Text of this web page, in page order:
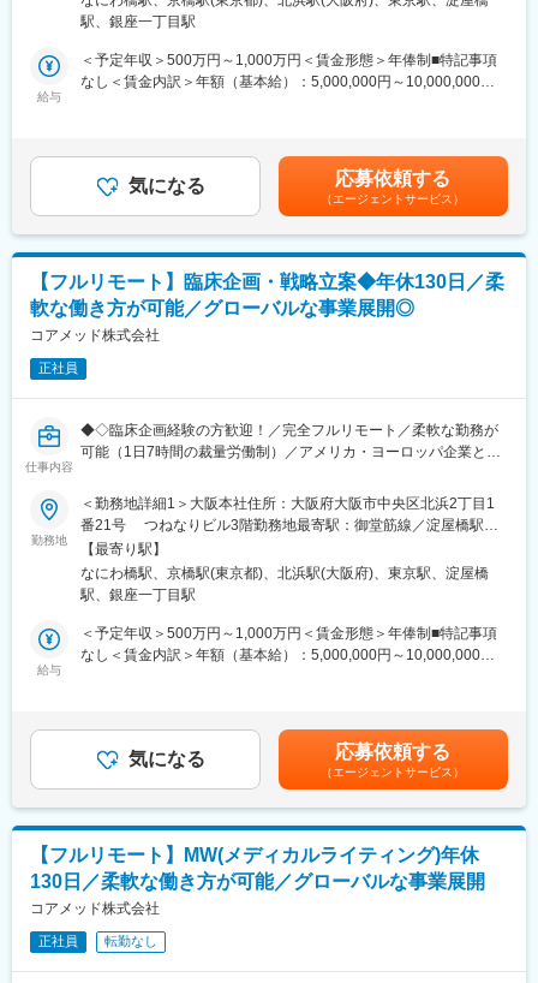
なくてもご就業いただけます。
場合、お子様の通院やご都合に合わせて業務時間を調整できま
す。
・会議や打ち合わせで必要な時は大阪・東京等へ出張（宿泊も伴
います）が発生します。
※国内出張の頻度は1~3回/年です。（海外出張の可能性も一部ござ
います）
■ワークライフバランス：
同社は、個人が最大限に能力を発揮できるよう働きやすい環境作
りに注力しております。男女問わず在宅勤務が可能です。また、
女性社員も多く、産休・育休取得実績も豊富で9割以上の復職率を
変更の範囲：会社の定める業務
析・助言を中心としたコンサルティング業務をお任せします。
開発初期段階から関与し、医薬品開発の方向性を左右する戦略立
案に携わる上流ポジションです。
・評価分析および各フェーズにおけるガイダンス相談用報告書の
作成
・治験相談および申請前相談に向けた戦略構築・資料作成・助言
■業務の特徴：
・プロジェクトは個人単独ではなく、社内メンバーと協働しなが
ら分担して推進しています。
・非臨床領域における戦略設計から規制対応まで関わり、開発全
体を俯瞰する視点を身につけることが可能です。
■教育体制：
通常医薬品メーカー出身が会員である関西医薬協会に、当社は会
員として登録しています。業界関連のセミナーにも参加すること
ができ、メーカーと同じレベルの業界知識とマーケット感をアッ
■働き方：
◎完全在宅勤務のため、拠点（東京・大阪）の近くにお住まいで
なくてもご就業いただけます。
◎お昼休みの時間帯も自由なので、例えばお子様がおられる方の
す。
（自分の業務が終わるよう業務管理を行う必要はありますが、裁
・会議や打ち合わせで必要な時は大阪・東京等へ出張（宿泊も伴
います）が発生します。
※国内出張の頻度は1~3回/年です。（海外出張はほとんどありませ
ん。）
■ワークライフバランス：
同社は、個人が最大限に能力を発揮できるよう働きやすい環境作
りに注力しております。男女問わず在宅勤務が可能です。また、
女性社員も多く、産休・育休取得実績も豊富で9割以上の復職率を
誇っており、長期就業が可能な環境・福利厚生が整っています。
13階 受動喫煙対策：屋内全面禁煙変更の範囲：無
駅、銀座一丁目駅
給与
＜予定年収＞500万円～1,000万円＜賃金形態＞年俸制■特記事項
なし＜賃金内訳＞年額（基本給）：5,000,000円～10,000,000円
安の金額であり、選考を通じて上下する可能性があります。月給
(月額)は固定手当を含めた表記です。
気になる 応募依頼する
（エージェントサービス）
【フルリモート】臨床企画・戦略立案◆年休130日／柔
軟な働き方が可能／グローバルな事業展開◎
コアメッド株式会社
正社員
仕事内容
◆◇臨床企画経験の方歓迎！／完全フルリモート／柔軟な勤務が
可能（1日7時間の裁量労働制）／アメリカ・ヨーロッパ企業と事
◆◇
■仕事内容：
新薬開発における開発戦略および開発企画の立案・評価・助言を
中心とした、コンサルティング業務をお任せします。
臨床開発の上流工程から関与し、プロジェクトの成功に向けた戦
略策定を支援するポジションです。
・規制当局（PMDA等）との面談対応・折衝への参画
・治験相談戦略の立案および関連資料の作成
連携しながら分担して推進します。
・戦略立案から規制対応まで一貫して関わることで、臨床開発全
体を俯瞰した視点を身につけることが可能です。
■教育体制：
通常医薬品メーカー出身が会員である関西医薬協会に、当社は会
員として登録しています。業界関連のセミナーにも参加すること
勤務地
＜勤務地詳細1＞大阪本社住所：大阪府大阪市中央区北浜2丁目1
番21号 つねなりビル3階勤務地最寄駅：御堂筋線／淀屋橋駅受
動喫煙対策：屋内全面禁煙＜勤務地詳細2＞東京支社住所：東京都
千代田区丸の内1-11-1 パシフィックセンチュリープレイス丸の内
13階 受動喫煙対策：屋内全面禁煙変更の範囲：無
【最寄り駅】
なにわ橋駅、京橋駅(東京都)、北浜駅(大阪府)、東京駅、淀屋橋
駅、銀座一丁目駅
給与
＜予定年収＞500万円～1,000万円＜賃金形態＞年俸制■特記事項
なし＜賃金内訳＞年額（基本給）：5,000,000円～10,000,000円
安の金額であり、選考を通じて上下する可能性があります。月給
(月額)は固定手当を含めた表記です。
気になる 応募依頼する
（エージェントサービス）
【フルリモート】MW(メディカルライティング)年休
130日／柔軟な働き方が可能／グローバルな事業展開
コアメッド株式会社
正社員 転勤なし